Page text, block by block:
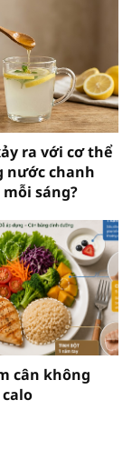
ra với cơ thể
nước chanh
sáng?
cân không